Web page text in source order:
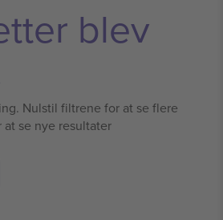
blev
Nulstil filtrene for at se flere
se nye resultater